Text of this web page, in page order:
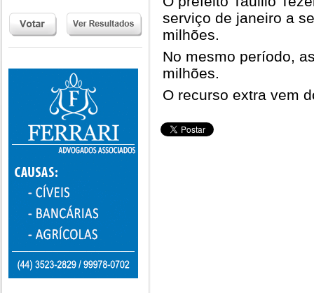
serviço de janeiro a
milhões.
No mesmo período,
milhões.
O recurso extra vem